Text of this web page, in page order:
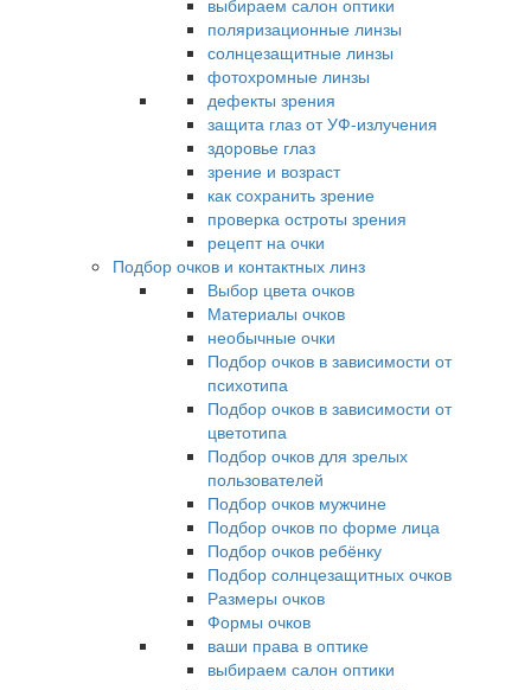
выбираем салон оптики
поляризационные линзы
солнцезащитные линзы
фотохромные линзы
дефекты зрения
защита глаз от УФ-излучения
здоровье глаз
зрение и возраст
как сохранить зрение
проверка остроты зрения
рецепт на очки
Подбор очков и контактных линз
Выбор цвета очков
Материалы очков
необычные очки
Подбор очков в зависимости от
психотипа
Подбор очков в зависимости от
цветотипа
Подбор очков для зрелых
пользователей
Подбор очков мужчине
Подбор очков по форме лица
Подбор очков ребёнку
Подбор солнцезащитных очков
Размеры очков
Формы очков
ваши права в оптике
выбираем салон оптики